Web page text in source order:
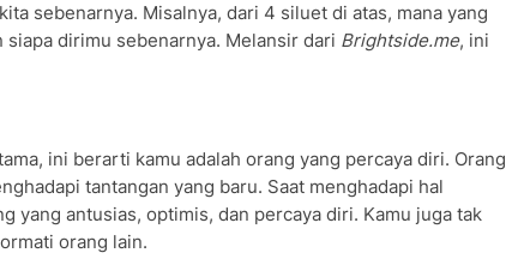
sebenarnya. Misalnya, dari 4 siluet di atas, mana yang
dirimu sebenarnya. Melansir dari Brightside.me, ini
ini berarti kamu adalah orang yang percaya diri. Orang
tantangan yang baru. Saat menghadapi hal
yang antusias, optimis, dan percaya diri. Kamu juga tak
orang lain.